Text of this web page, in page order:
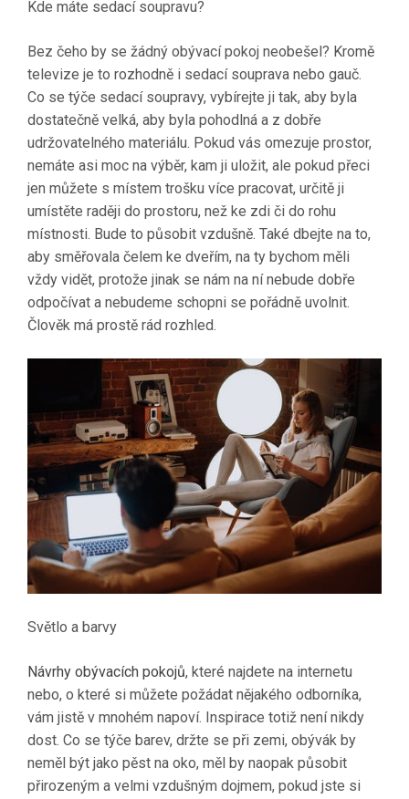
Kde máte sedací soupravu?
Bez čeho by se žádný obývací pokoj neobešel? Kromě
televize je to rozhodně i sedací souprava nebo gauč.
Co se týče sedací soupravy, vybírejte ji tak, aby byla
dostatečně velká, aby byla pohodlná a z dobře
udržovatelného materiálu. Pokud vás omezuje prostor,
nemáte asi moc na výběr, kam ji uložit, ale pokud přeci
jen můžete s místem trošku více pracovat, určitě ji
umístěte raději do prostoru, než ke zdi či do rohu
místnosti. Bude to působit vzdušně. Také dbejte na to,
aby směřovala čelem ke dveřím, na ty bychom měli
vždy vidět, protože jinak se nám na ní nebude dobře
odpočívat a nebudeme schopni se pořádně uvolnit.
Člověk má prostě rád rozhled.
Světlo a barvy
Návrhy obývacích pokojů, které najdete na internetu
nebo, o které si můžete požádat nějakého odborníka,
vám jistě v mnohém napoví. Inspirace totiž není nikdy
dost. Co se týče barev, držte se při zemi, obývák by
neměl být jako pěst na oko, měl by naopak působit
přirozeným a velmi vzdušným dojmem, pokud jste si